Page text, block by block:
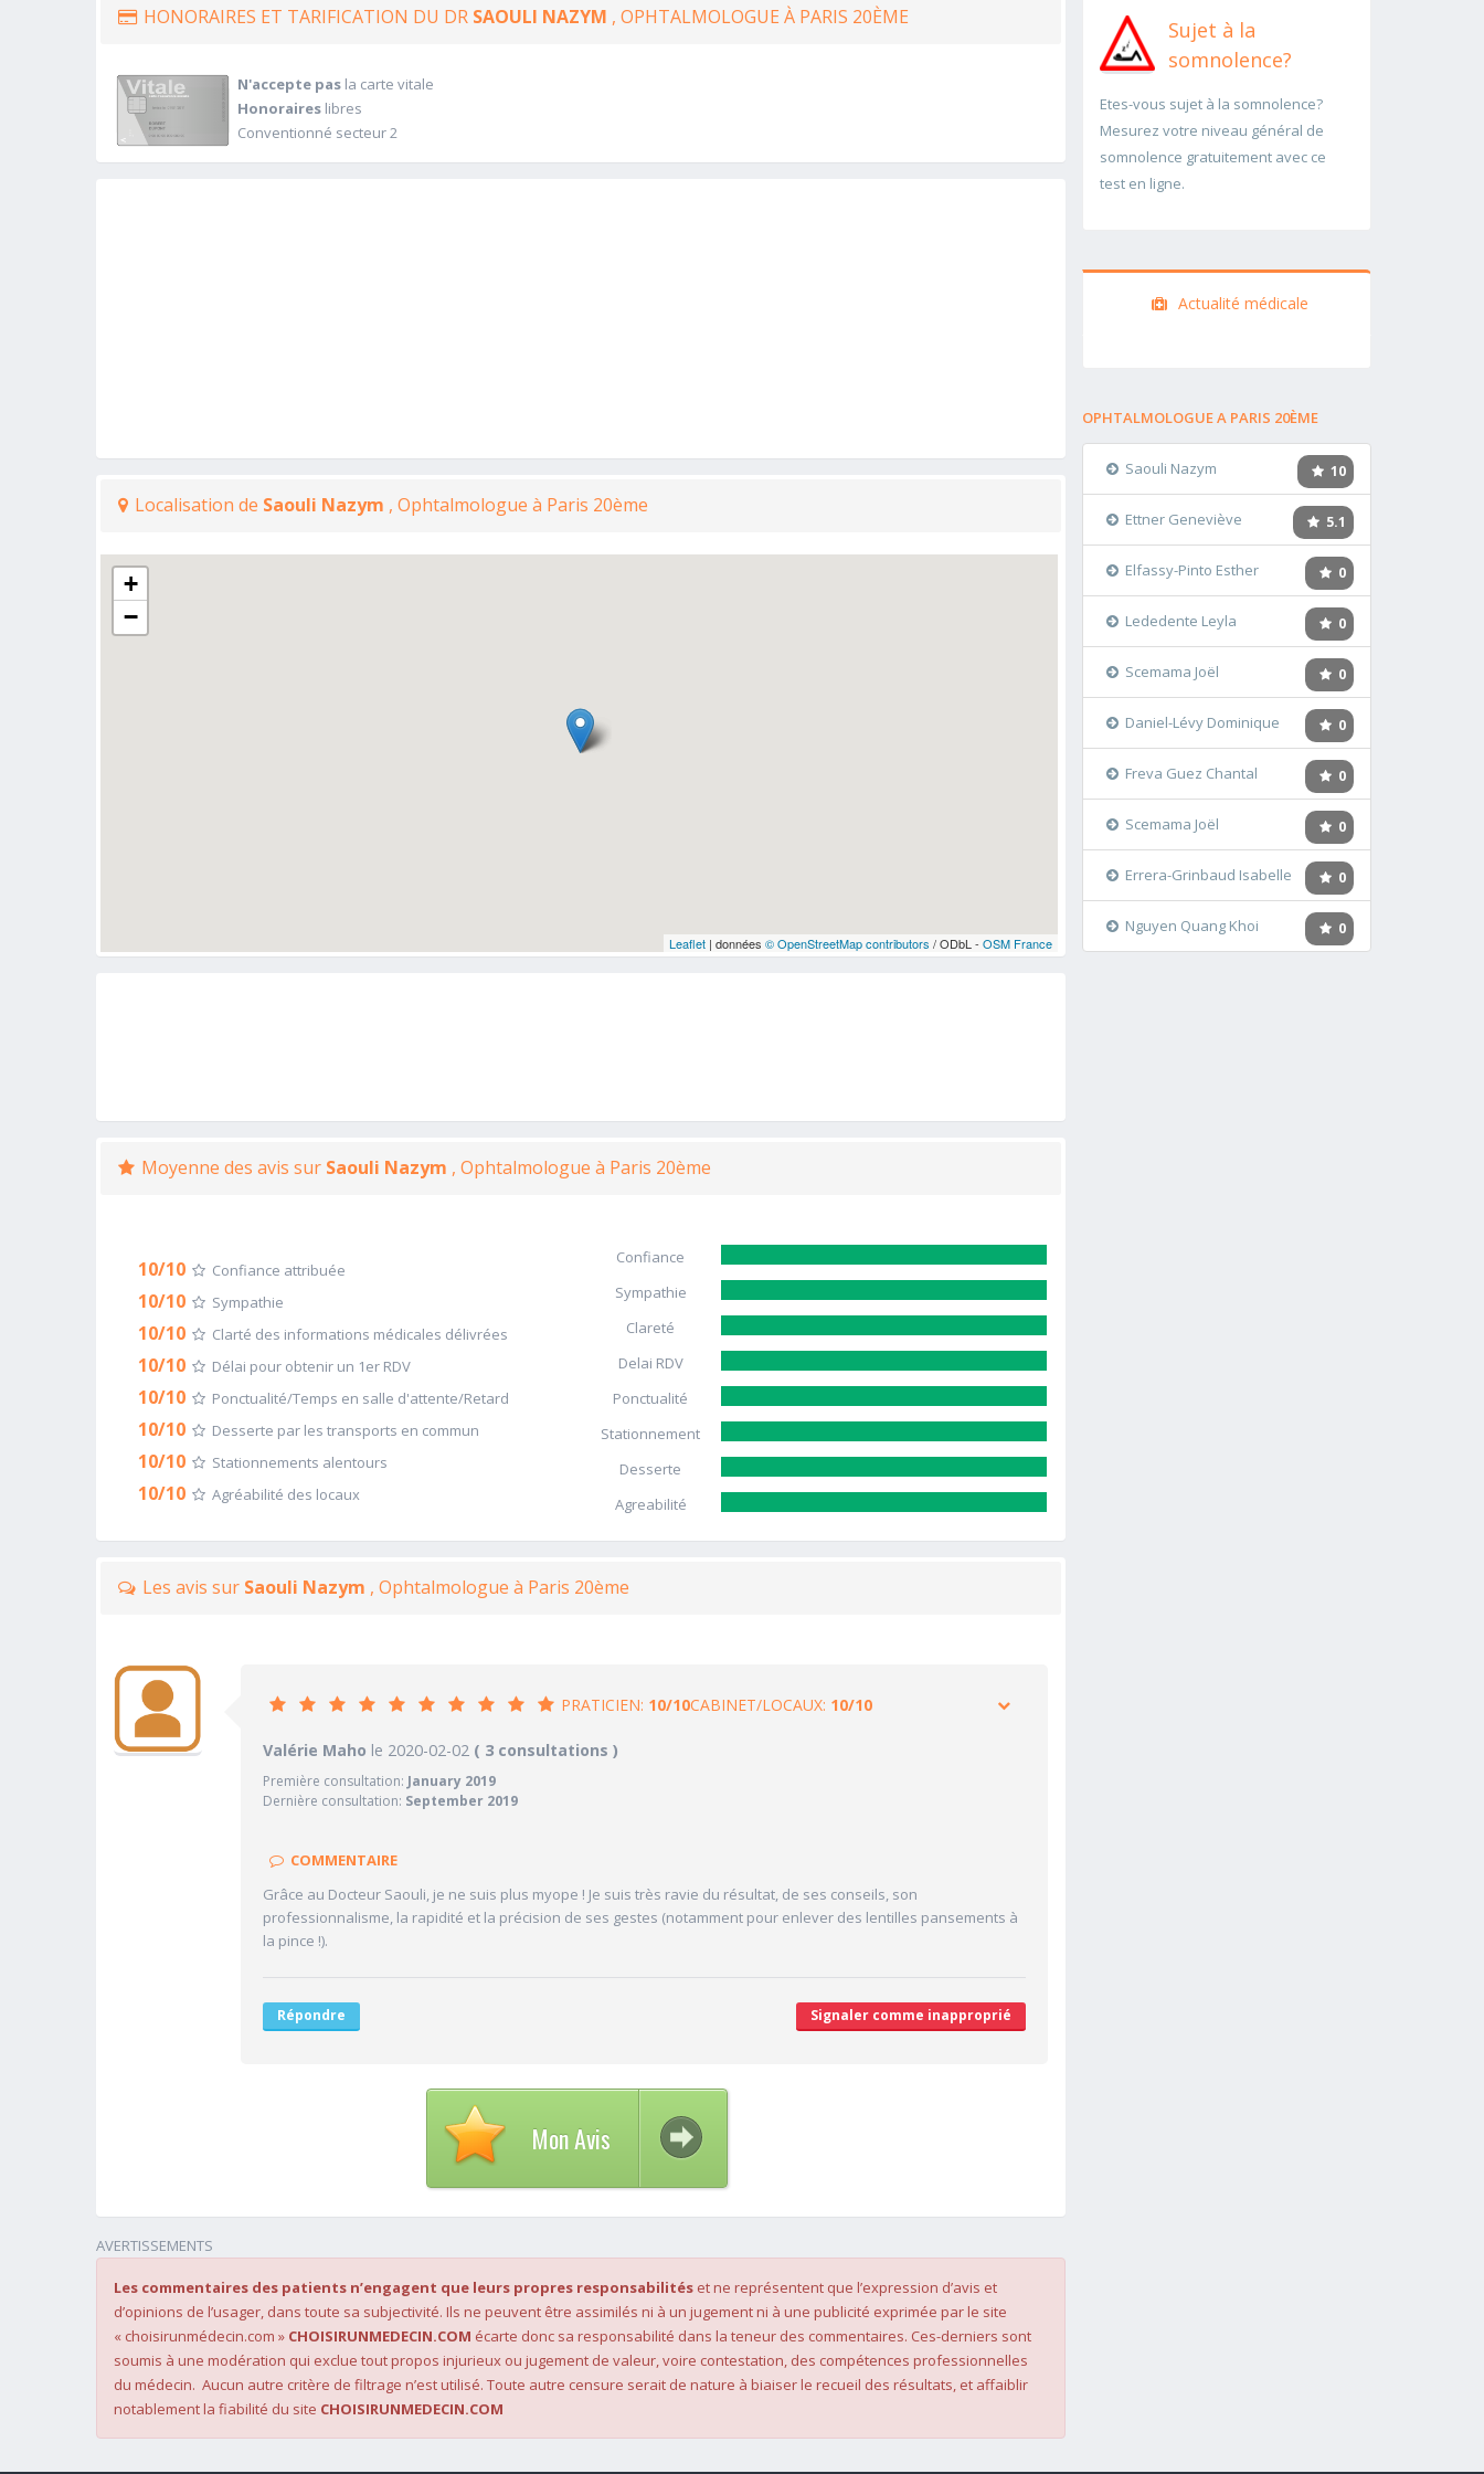
HONORAIRES ET TARIFICATION DU DR SAOULI NAZYM , OPHTALMOLOGUE À PARIS 20ÈME
N'accepte pasla carte vitale
Honoraireslibres
Conventionné secteur 2
Localisation de Saouli Nazym , Ophtalmologue à Paris 20ème
+
−
Leaflet| données © OpenStreetMap contributors / ODbL - OSM France
Moyenne des avis sur Saouli Nazym , Ophtalmologue à Paris 20ème
10/10 Confiance attribuée
10/10 Sympathie
10/10 Clarté des informations médicales délivrées
10/10 Délai pour obtenir un 1er RDV
10/10 Ponctualité/Temps en salle d'attente/Retard
10/10 Desserte par les transports en commun
10/10 Stationnements alentours
10/10 Agréabilité des locaux
Confiance
Sympathie
Clareté
Delai RDV
Ponctualité
Stationnement
Desserte
Agreabilité
Les avis sur Saouli Nazym , Ophtalmologue à Paris 20ème
PRATICIEN: 10/10CABINET/LOCAUX: 10/10
PRATICIEN 10/10
10/10 Confiance accordée
10/10 Clarté des informations médicales délivrées
10/10 Ponctualité/Temps en salle d'attente/Retard
Valérie Maho le 2020-02-02 ( 3 consultations )
Première consultation: January 2019
Dernière consultation: September 2019
COMMENTAIRE
Grâce au Docteur Saouli, je ne suis plus myope ! Je suis très ravie du résultat, de ses conseils, son
professionnalisme, la rapidité et la précision de ses gestes (notamment pour enlever des lentilles pansements à
la pince !).
Répondre Signaler comme inapproprié
Mon Avis
AVERTISSEMENTS
Les commentaires des patients n’engagent que leurs propres responsabilités et ne représentent que l’expression d’avis et
d’opinions de l’usager, dans toute sa subjectivité. Ils ne peuvent être assimilés ni à un jugement ni à une publicité exprimée par le site
« choisirunmédecin.com » CHOISIRUNMEDECIN.COM écarte donc sa responsabilité dans la teneur des commentaires. Ces-derniers sont
soumis à une modération qui exclue tout propos injurieux ou jugement de valeur, voire contestation, des compétences professionnelles
du médecin. Aucun autre critère de filtrage n’est utilisé. Toute autre censure serait de nature à biaiser le recueil des résultats, et affaiblir
notablement la fiabilité du site CHOISIRUNMEDECIN.COM
Sujet à la
somnolence?
Etes-vous sujet à la somnolence?
Mesurez votre niveau général de
somnolence gratuitement avec ce
test en ligne.
Actualité médicale
OPHTALMOLOGUE A PARIS 20ÈME
10
Saouli Nazym
5.1
Ettner Geneviève
0
Elfassy-Pinto Esther
0
Lededente Leyla
0
Scemama Joël
0
Daniel-Lévy Dominique
0
Freva Guez Chantal
0
Scemama Joël
0
Errera-Grinbaud Isabelle
0
Nguyen Quang Khoi